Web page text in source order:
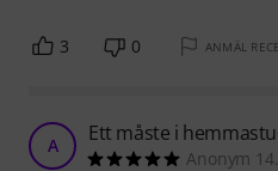
3 0 ANMÄL
A Ett måste i
Anonym